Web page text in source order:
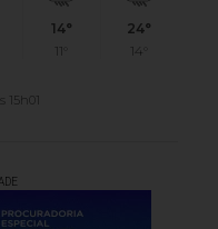
14°
11°
24°
14°
15h01